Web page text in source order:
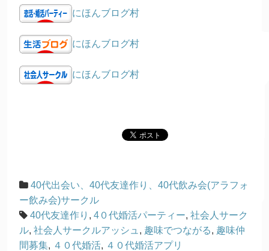
にほんブログ村
にほんブログ村
にほんブログ村
40代出会い、40代友達作り、40代飲み会(アラフォ
ー飲み会)サークル
40代友達作り , 4０代婚活パーティー, 社会人サーク
ル, 社会人サークルアッシュ , 趣味でつながる, 趣味仲
間募集, ４０代婚活, ４０代婚活アプリ